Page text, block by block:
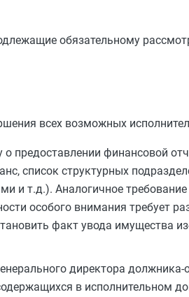
обязательному
всех возможных
предоставлении финансовой
список структурных
и т.д.). Аналогичное
особого внимания требует
факт увода имущества
директора должника-
в исполнительном